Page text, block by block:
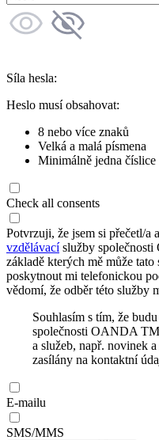
Síla hesla:
Heslo musí obsahovat:
8 nebo více znaků
Velká a malá písmena
Minimálně jedna číslice
Check all consents
Potvrzuji, že jsem si přečetl/a
vzdělávacíslužby
základě kterých mě může
poskytnout mi telefonickou
vědomí, že odběr této služby
Souhlasím s tím, že
společnosti OANDA
a služeb, např. novinek
zasílány na kontaktní
E-mailu
SMS/MMS